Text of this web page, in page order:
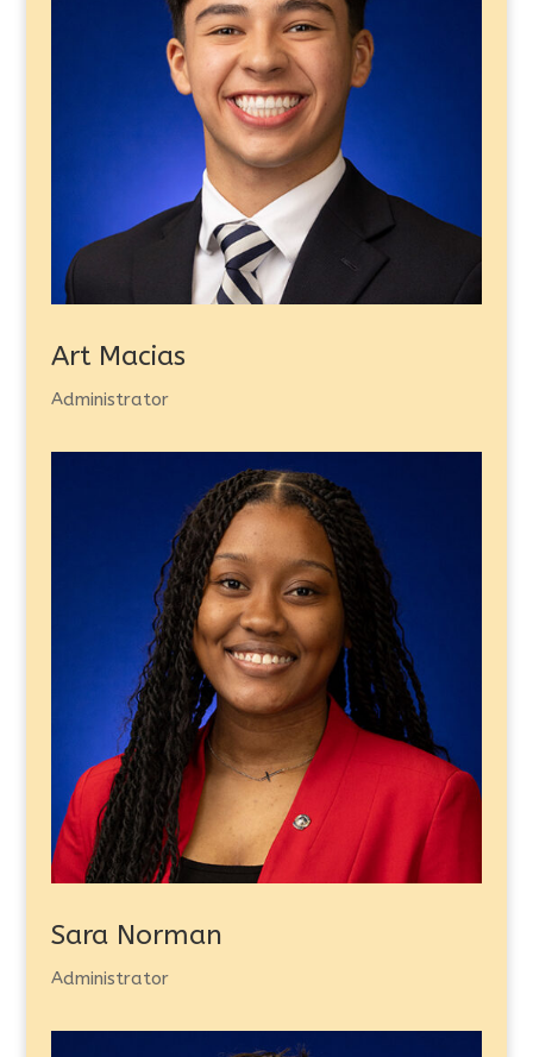
Art Macias
Administrator
Sara Norman
Administrator